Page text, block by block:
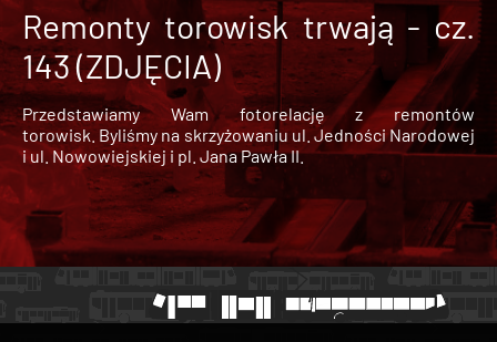
Remonty torowisk trwają - cz.
143 (ZDJĘCIA)
Przedstawiamy Wam fotorelację z remontów
torowisk. Byliśmy na skrzyżowaniu ul. Jedności Narodowej
i ul. Nowowiejskiej i pl. Jana Pawła II.